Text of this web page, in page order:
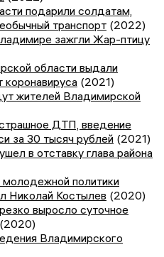
подарили солдатам,
транспорт (2022)
зажгли Жар-птицу
области выдали
(2021)
жителей Владимирской
ДТП, введение
за 30 тысяч рублей (2021)
в отставку глава района
политики
Николай Костылев (2020)
выросло суточное
(2020)
Владимирского